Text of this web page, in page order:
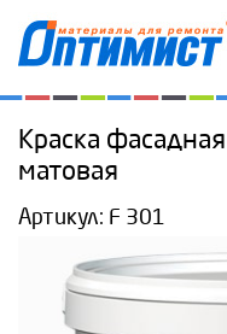
Краска
матовая
Артикул: F 301